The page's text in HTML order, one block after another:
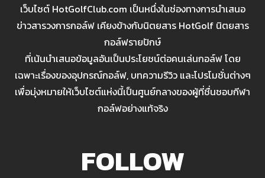
เว็บไซต์ HotGolfClub.com เป็นหนึ่งในช่องทางการนำเสนอ
ข่าวสารวงการกอล์ฟ เคียงข้างกับนิตยสาร HotGolf นิตยสาร
กอล์ฟรายปักษ์
ที่เน้นนำเสนอข้อมูลอันเป็นประโยชน์ต่อคนเล่นกอล์ฟ โดย
เฉพาะเรื่องของอุปกรณ์กอล์ฟ, บทความรีวิว และโปรโมชั่นต่างๆ
เพื่อมุ่งหมายให้เว็บไซต์แห่งนี้เป็นศูนย์กลางของผู้ที่ชื่นชอบกีฬา
กอล์ฟอย่างแท้จริง
FOLLOW